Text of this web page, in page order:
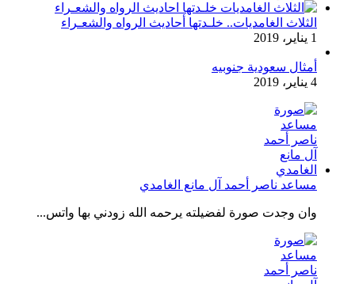
الثلاث الغامديات.. خلـدتها أحاديث الرواه والشعـراء
1 يناير، 2019
أمثال سعودية جنوبيه
4 يناير، 2019
مساعد ناصر أحمد آل مانع الغامدي
وان وجدت صورة لفضيلته يرحمه الله زودني بها واتس...